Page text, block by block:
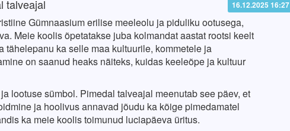
talveajal 16.12.2025 16:27
Gümnaasium erilise meeleolu ja piduliku ootusega,
Meie koolis õpetatakse juba kolmandat aastat rootsi keelt
tähelepanu ka selle maa kultuurile, kommetele ja
on saanud heaks näiteks, kuidas keeleõpe ja kultuur
lootuse sümbol. Pimedal talveajal meenutab see päev, et
ja hoolivus annavad jõudu ka kõige pimedamatel
ka meie koolis toimunud luciapäeva üritus.